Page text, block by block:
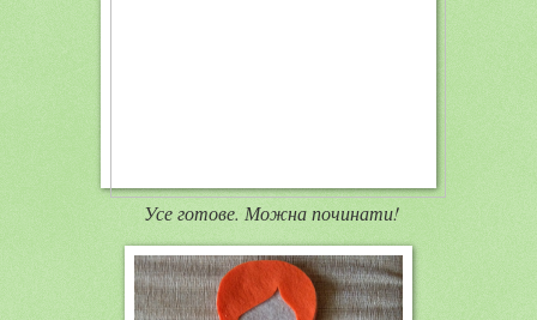
Усе готове. Можна починати!